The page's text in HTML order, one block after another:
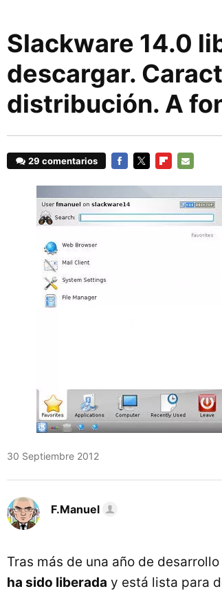
Slackware 14.0
descargar.
distribución. A
29 comentarios
30 Septiembre 2012
F.Manuel
Tras más de una año de
ha sido liberada y está lista para